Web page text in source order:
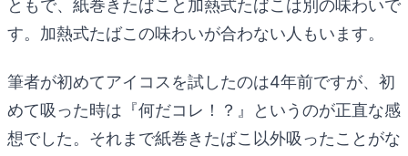
ともで、紙巻きたばこと加熱式たばこは別の味わいで
す。加熱式たばこの味わいが合わない人もいます。
筆者が初めてアイコスを試したのは4年前ですが、初
めて吸った時は『何だコレ！？』というのが正直な感
想でした。それまで紙巻きたばこ以外吸ったことがな